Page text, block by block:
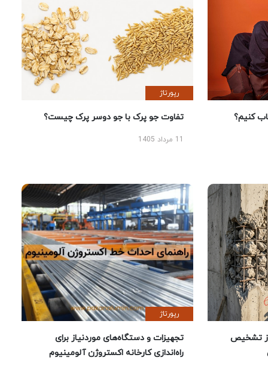
کنیم؟
رپورتاژ
تفاوت جو پرک با جو دوسر پرک چیست؟
تشخیص
رپورتاژ
تجهیزات و دستگاه‌های موردنیاز برای
راه‌اندازی کارخانه اکستروژن آلومینیوم